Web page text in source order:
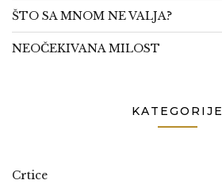
ŠTO SA MNOM NE VALJA?
NEOČEKIVANA MILOST
KATEGORIJE
Crtice